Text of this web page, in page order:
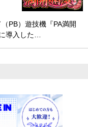
PB）遊技機『PA満開
導入した…